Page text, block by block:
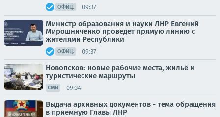
ОФИЦ. 09:37
Министр образования и науки ЛНР Евгений
Мирошниченко проведет прямую линию с
жителями Республики
ОФИЦ. 09:37
Новопсков: новые рабочие места, жильё и
туристические маршруты
СМИ 09:34
Выдача архивных документов - тема обращения
в приемную Главы ЛНР